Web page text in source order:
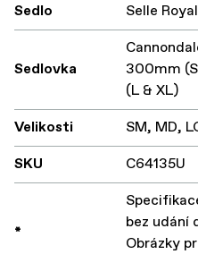
Sedlo
Selle
Sedlovka
300mm
(L & XL)
Velikosti
SM, MD,
SKU
C64135U
*
bez udání
Obrázky